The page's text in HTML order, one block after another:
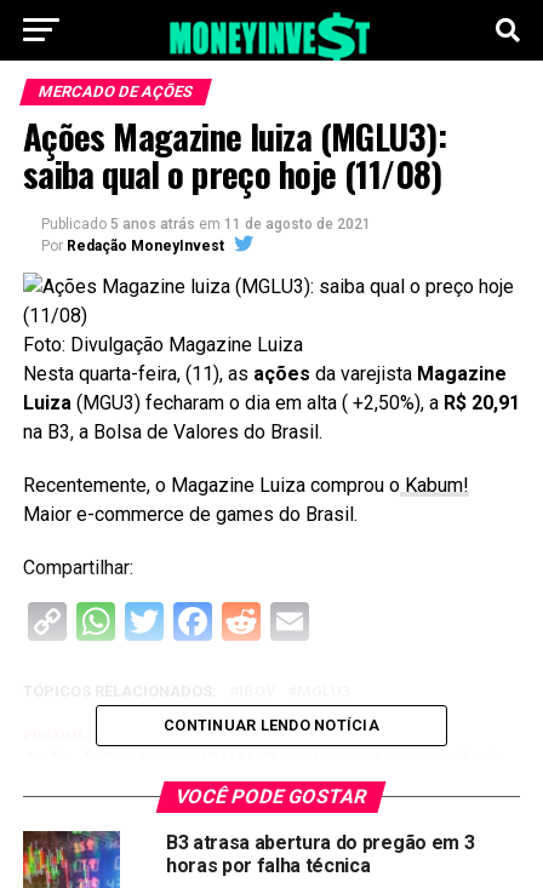
MERCADO DE AÇÕES
Ações Magazine luiza (MGLU3):
saiba qual o preço hoje (11/08)
Publicado 5 anos atrás em 11 de agosto de 2021
Por Redação MoneyInvest
Foto: Divulgação Magazine Luiza
Nesta quarta-feira, (11), as ações da varejista Magazine
Luiza(MGU3) fecharam o dia em alta ( +2,50%), a R$ 20,91
na B3, a Bolsa de Valores do Brasil.
Recentemente, o Magazine Luiza comprou oKabum!
Maior e-commerce de games do Brasil.
Compartilhar:
CopyWhatsApp
Twitter
Facebook
RedditEmail
Ibovespa fecha com queda discreta em dia cheio de
balanços; Minerva dispara no final
CONTINUAR LENDO NOTÍCIA
VOCÊ PODE GOSTAR
B3 atrasa abertura do pregão em 3
horas por falha técnica